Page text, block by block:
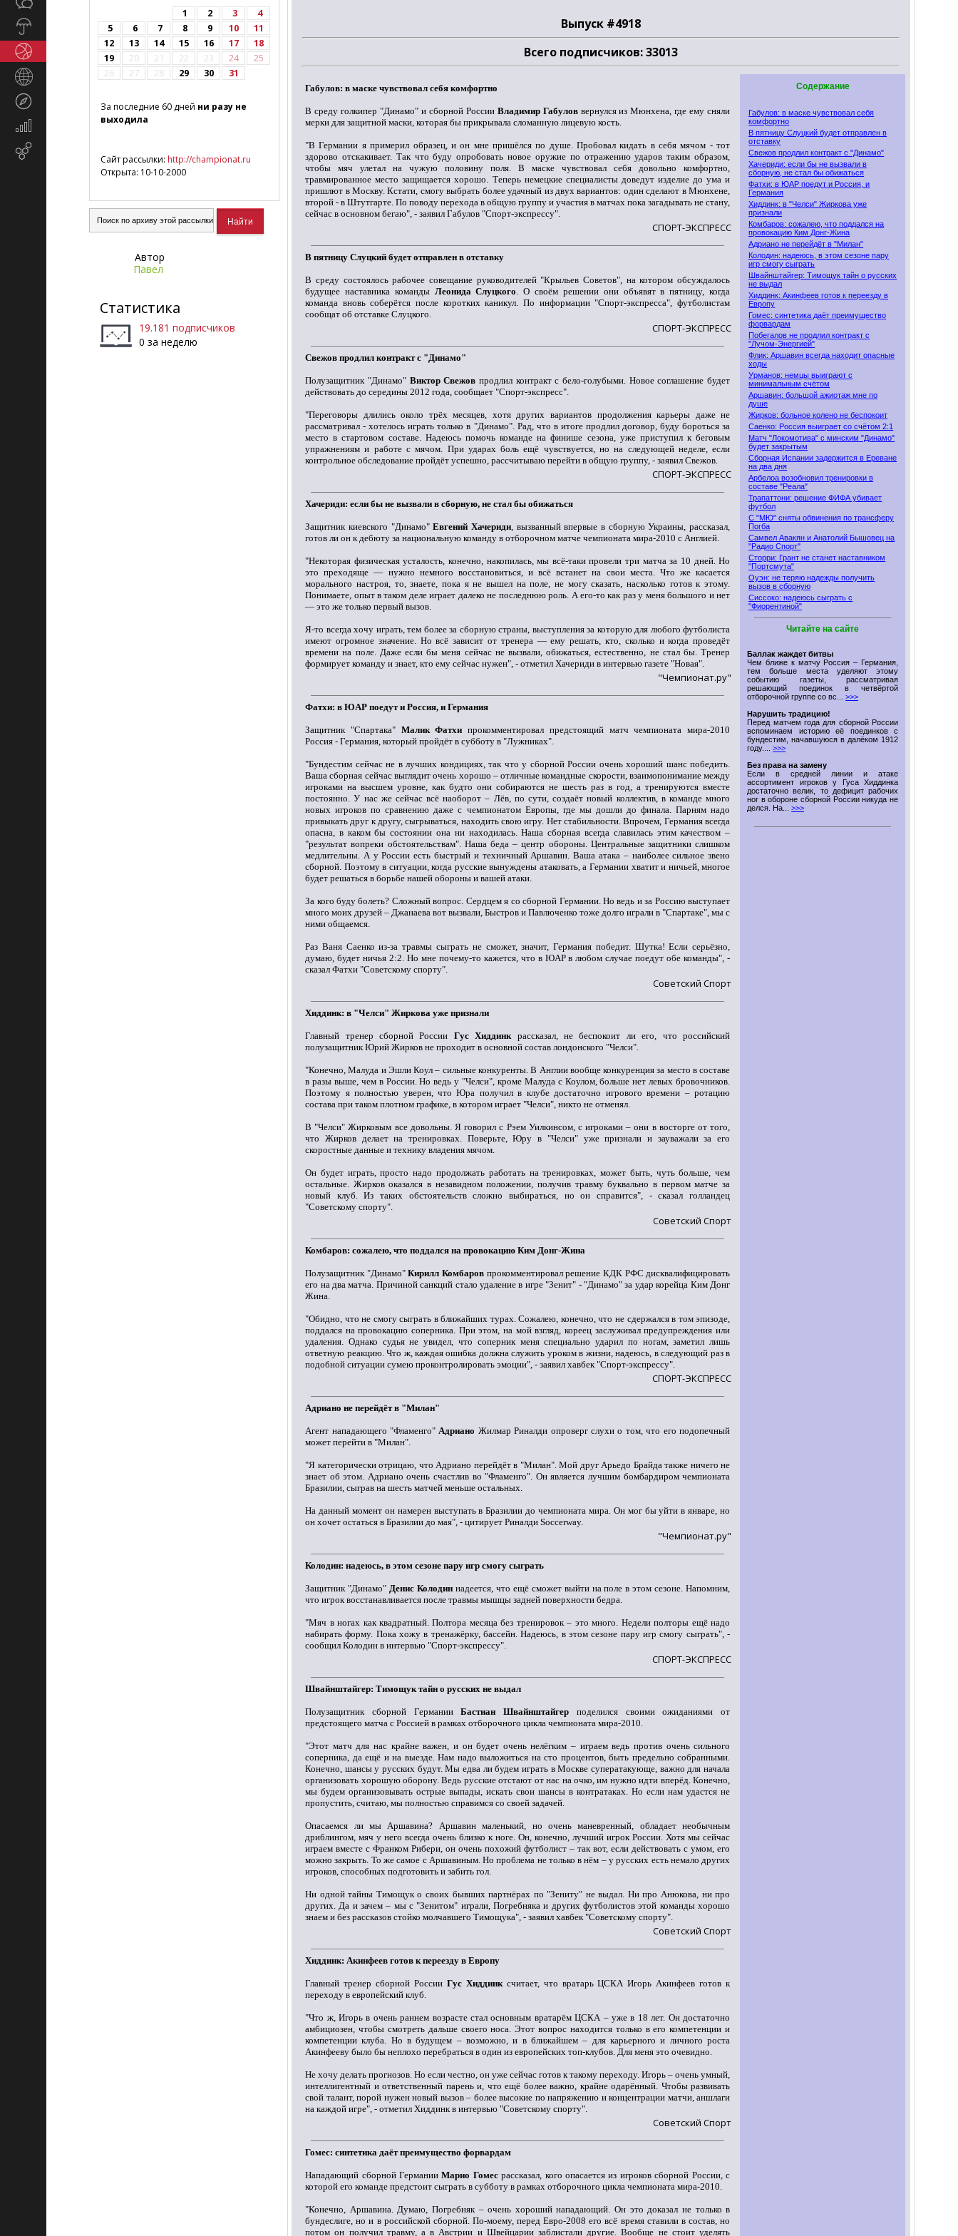
Экономика
маркетинг
1 2 3
4
5
6 7 8 9 10
11
12
13 14 15 16 17
18
19
20 21 22 23 24
25
26
27 28 29 30 31
За последние 60 дней ни разу не
выходила
Сайт рассылки: http://championat.ru
Открыта: 10-10-2000
Автор
Павел
Статистика
19.181 подписчиков
0 за неделю
Выпуск #4918
Всего подписчиков: 33013
Габулов: в маске чувствовал себя комфортно
В среду голкипер "Динамо" и сборной России Владимир Габуловвернулся из Мюнхена, где ему сняли
мерки для защитной маски, которая бы прикрывала сломанную лицевую кость.
"В Германии я примерил образец, и он мне пришёлся по душе. Пробовал кидать в себя мячом - тот
здорово отскакивает. Так что буду опробовать новое оружие по отражению ударов таким образом,
чтобы мяч улетал на чужую половину поля. В маске чувствовал себя довольно комфортно,
травмированное место защищается хорошо. Теперь немецкие специалисты доведут изделие до ума и
пришлют в Москву. Кстати, смогу выбрать более удачный из двух вариантов: один сделают в Мюнхене,
второй - в Штутгарте. По поводу перехода в общую группу и участия в матчах пока загадывать не стану,
сейчас в основном бегаю", - заявил Габулов "Спорт-экспрессу".
СПОРТ-ЭКСПРЕСС
В пятницу Слуцкий будет отправлен в отставку
В среду состоялось рабочее совещание руководителей "Крыльев Советов", на котором обсуждалось
будущее наставника команды Леонида Слуцкого. О своём решении они объявят в пятницу, когда
команда вновь соберётся после коротких каникул. По информации "Спорт-экспресса", футболистам
сообщат об отставке Слуцкого.
СПОРТ-ЭКСПРЕСС
Свежов продлил контракт с "Динамо"
Полузащитник "Динамо" Виктор Свежов продлил контракт с бело-голубыми. Новое соглашение будет
действовать до середины 2012 года, сообщает "Спорт-экспресс".
"Переговоры длились около трёх месяцев, хотя других вариантов продолжения карьеры даже не
рассматривал - хотелось играть только в "Динамо". Рад, что в итоге продлил договор, буду бороться за
место в стартовом составе. Надеюсь помочь команде на финише сезона, уже приступил к беговым
упражнениям и работе с мячом. При ударах боль ещё чувствуется, но на следующей неделе, если
контрольное обследование пройдёт успешно, рассчитываю перейти в общую группу, - заявил Свежов.
СПОРТ-ЭКСПРЕСС
Хачериди: если бы не вызвали в сборную, не стал бы обижаться
Защитник киевского "Динамо"Евгений Хачериди, вызванный впервые в сборную Украины, рассказал,
готов ли он к дебюту за национальную команду в отборочном матче чемпионата мира-2010 с Англией.
"Некоторая физическая усталость, конечно, накопилась, мы всё-таки провели три матча за 10 дней. Но
это преходяще — нужно немного восстановиться, и всё встанет на свои места. Что же касается
морального настроя, то, знаете, пока я не вышел на поле, не могу сказать, насколько готов к этому.
Понимаете, опыт в таком деле играет далеко не последнюю роль. А его-то как раз у меня большого и нет
— это же только первый вызов.
Я-то всегда хочу играть, тем более за сборную страны, выступления за которую для любого футболиста
имеют огромное значение. Но всё зависит от тренера — ему решать, кто, сколько и когда проведёт
времени на поле. Даже если бы меня сейчас не вызвали, обижаться, естественно, не стал бы. Тренер
формирует команду и знает, кто ему сейчас нужен", - отметил Хачериди в интервью газете "Новая".
"Чемпионат.ру"
Фатхи: в ЮАР поедут и Россия, и Германия
Защитник "Спартака" Малик Фатхи прокомментировал предстоящий матч чемпионата мира-2010
Россия - Германия, который пройдёт в субботу в "Лужниках".
"Бундестим сейчас не в лучших кондициях, так что у сборной России очень хороший шанс победить.
Ваша сборная сейчас выглядит очень хорошо – отличные командные скорости, взаимопонимание между
игроками на высшем уровне, как будто они собираются не шесть раз в год, а тренируются вместе
постоянно. У нас же сейчас всё наоборот – Лёв, по сути, создаёт новый коллектив, в команде много
новых игроков по сравнению даже с чемпионатом Европы, где мы дошли до финала. Парням надо
привыкать друг к другу, сыгрываться, находить свою игру. Нет стабильности. Впрочем, Германия всегда
опасна, в каком бы состоянии она ни находилась. Наша сборная всегда славилась этим качеством –
"результат вопреки обстоятельствам". Наша беда – центр обороны. Центральные защитники слишком
медлительны. А у России есть быстрый и техничный Аршавин. Ваша атака – наиболее сильное звено
сборной. Поэтому в ситуации, когда русские вынуждены атаковать, а Германии хватит и ничьей, многое
будет решаться в борьбе нашей обороны и вашей атаки.
За кого буду болеть? Сложный вопрос. Сердцем я со сборной Германии. Но ведь и за Россию выступает
много моих друзей – Джанаева вот вызвали, Быстров и Павлюченко тоже долго играли в "Спартаке", мы с
ними общаемся.
Раз Ваня Саенко из-за травмы сыграть не сможет, значит, Германия победит. Шутка! Если серьёзно,
думаю, будет ничья 2:2. Но мне почему-то кажется, что в ЮАР в любом случае поедут обе команды", -
сказал Фатхи "Советскому спорту".
Советский Спорт
Хиддинк: в "Челси" Жиркова уже признали
Главный тренер сборной России Гус Хиддинкрассказал, не беспокоит ли его, что российский
полузащитник Юрий Жирков не проходит в основной состав лондонского "Челси".
"Конечно, Малуда и Эшли Коул – сильные конкуренты. В Англии вообще конкуренция за место в составе
в разы выше, чем в России. Но ведь у "Челси", кроме Малуда с Коулом, больше нет левых бровочников.
Поэтому я полностью уверен, что Юра получил в клубе достаточно игрового времени – ротацию
состава при таком плотном графике, в котором играет "Челси", никто не отменял.
В "Челси" Жирковым все довольны. Я говорил с Рэем Уилкинсом, с игроками – они в восторге от того,
что Жирков делает на тренировках. Поверьте, Юру в "Челси" уже признали и зауважали за его
скоростные данные и технику владения мячом.
Он будет играть, просто надо продолжать работать на тренировках, может быть, чуть больше, чем
остальные. Жирков оказался в незавидном положении, получив травму буквально в первом матче за
новый клуб. Из таких обстоятельств сложно выбираться, но он справится", - сказал голландец
"Советскому спорту".
Советский Спорт
Комбаров: сожалею, что поддался на провокацию Ким Донг-Жина
Полузащитник "Динамо"Кирилл Комбаров прокомментировал решение КДК РФС дисквалифицировать
его на два матча. Причиной санкций стало удаление в игре "Зенит" - "Динамо" за удар корейца Ким Донг
Жина.
"Обидно, что не смогу сыграть в ближайших турах. Сожалею, конечно, что не сдержался в том эпизоде,
поддался на провокацию соперника. При этом, на мой взгляд, кореец заслуживал предупреждения или
удаления. Однако судья не увидел, что соперник меня специально ударил по ногам, заметил лишь
ответную реакцию. Что ж, каждая ошибка должна служить уроком в жизни, надеюсь, в следующий раз в
подобной ситуации сумею проконтролировать эмоции", - заявил хавбек "Спорт-экспрессу".
СПОРТ-ЭКСПРЕСС
Адриано не перейдёт в "Милан"
Агент нападающего "Фламенго"Адриано Жилмар Риналди опроверг слухи о том, что его подопечный
может перейти в "Милан".
"Я категорически отрицаю, что Адриано перейдёт в "Милан". Мой друг Арьедо Брайда также ничего не
знает об этом. Адриано очень счастлив во "Фламенго". Он является лучшим бомбардиром чемпионата
Бразилии, сыграв на шесть матчей меньше остальных.
На данный момент он намерен выступать в Бразилии до чемпионата мира. Он мог бы уйти в январе, но
он хочет остаться в Бразилии до мая", - цитирует Риналди Soccerway.
"Чемпионат.ру"
Колодин: надеюсь, в этом сезоне пару игр смогу сыграть
Защитник "Динамо" Денис Колодиннадеется, что ещё сможет выйти на поле в этом сезоне. Напомним,
что игрок восстанавливается после травмы мышцы задней поверхности бедра.
"Мяч в ногах как квадратный. Полтора месяца без тренировок – это много. Недели полторы ещё надо
набирать форму. Пока хожу в тренажёрку, бассейн. Надеюсь, в этом сезоне пару игр смогу сыграть", -
сообщил Колодин в интервью "Спорт-экспрессу".
СПОРТ-ЭКСПРЕСС
Швайнштайгер: Тимощук тайн о русских не выдал
Полузащитник сборной ГерманииБастиан Швайнштайгер поделился своими ожиданиями от
предстоящего матча с Россией в рамках отборочного цикла чемпионата мира-2010.
"Этот матч для нас крайне важен, и он будет очень нелёгким – играем ведь против очень сильного
соперника, да ещё и на выезде. Нам надо выложиться на сто процентов, быть предельно собранными.
Конечно, шансы у русских будут. Мы едва ли будем играть в Москве суператакующе, важно для начала
организовать хорошую оборону. Ведь русские отстают от нас на очко, им нужно идти вперёд. Конечно,
мы будем организовывать острые выпады, искать свои шансы в контратаках. Но если нам удастся не
пропустить, считаю, мы полностью справимся со своей задачей.
Опасаемся ли мы Аршавина? Аршавин маленький, но очень маневренный, обладает необычным
дриблингом, мяч у него всегда очень близко к ноге. Он, конечно, лучший игрок России. Хотя мы сейчас
играем вместе с Франком Рибери, он очень похожий футболист – так вот, если действовать с умом, его
можно закрыть. То же самое с Аршавиным. Но проблема не только в нём – у русских есть немало других
игроков, способных подготовить и забить гол.
Ни одной тайны Тимощук о своих бывших партнёрах по "Зениту" не выдал. Ни про Анюкова, ни про
других. Да и зачем – мы с "Зенитом" играли, Погребняка и других футболистов этой команды хорошо
знаем и без рассказов стойко молчавшего Тимощука", - заявил хавбек "Советскому спорту".
Советский Спорт
Хиддинк: Акинфеев готов к переезду в Европу
Главный тренер сборной РоссииГус Хиддинксчитает, что вратарь ЦСКА Игорь Акинфеев готов к
переходу в европейский клуб.
"Что ж, Игорь в очень раннем возрасте стал основным вратарём ЦСКА – уже в 18 лет. Он достаточно
амбициозен, чтобы смотреть дальше своего носа. Этот вопрос находится только в его компетенции и
компетенции клуба. Но в будущем – возможно, и в ближайшем – для карьерного и личного роста
Акинфееву было бы неплохо перебраться в один из европейских топ-клубов. Для меня это очевидно.
Не хочу делать прогнозов. Но если честно, он уже сейчас готов к такому переходу. Игорь – очень умный,
интеллигентный и ответственный парень и, что ещё более важно, крайне одарённый. Чтобы развивать
свой талант, порой нужен новый вызов – более высокие по напряжению и концентрации матчи, аншлаги
на каждой игре", - отметил Хиддинк в интервью "Советскому спорту".
Советский Спорт
Гомес: синтетика даёт преимущество форвардам
Нападающий сборной ГерманииМарио Гомесрассказал, кого опасается из игроков сборной России, с
которой его команде предстоит сыграть в субботу в рамках отборочного цикла чемпионата мира-2010.
"Конечно, Аршавина. Думаю, Погребняк – очень хороший нападающий. Он это доказал не только в
бундеслиге, но и в российской сборной. По-моему, перед Евро-2008 его всё время ставили в состав, но
потом он получил травму, а в Австрии и Швейцарии заблистали другие. Вообще не стоит уделять
Содержание
Габулов: в маске чувствовал себя
комфортно
В пятницу Слуцкий будет отправлен в
отставку
Свежов продлил контракт с "Динамо"
Хачериди: если бы не вызвали в
сборную, не стал бы обижаться
Фатхи: в ЮАР поедут и Россия, и
Германия
Хиддинк: в "Челси" Жиркова уже
признали
Комбаров: сожалею, что поддался на
провокацию Ким Донг-Жина
Адриано не перейдёт в "Милан"
Колодин: надеюсь, в этом сезоне пару
игр смогу сыграть
Швайнштайгер: Тимощук тайн о русских
не выдал
Хиддинк: Акинфеев готов к переезду в
Европу
Гомес: синтетика даёт преимущество
форвардам
Побегалов не продлил контракт с
"Лучом-Энергией"
Флик: Аршавин всегда находит опасные
ходы
Урманов: немцы выиграют с
минимальным счётом
Аршавин: большой ажиотаж мне по
душе
Жирков: больное колено не беспокоит
Саенко: Россия выиграет со счётом 2:1
Матч "Локомотива" с минским "Динамо"
будет закрытым
Сборная Испании задержится в Ереване
на два дня
Арбелоа возобновил тренировки в
составе "Реала"
Трапаттони: решение ФИФА убивает
футбол
С "МЮ" сняты обвинения по трансферу
Погба
Самвел Авакян и Анатолий Бышовец на
"Радио Спорт"
Сторри: Грант не станет наставником
"Портсмута"
Оуэн: не теряю надежды получить
вызов в сборную
Сиссоко: надеюсь сыграть с
"Фиорентиной"
Читайте на сайте
Баллак жаждет битвы
Чем ближе к матчу Россия – Германия,
тем больше места уделяют этому
событию газеты, рассматривая
решающий поединок в четвёртой
отборочной группе со вс...>>>
Нарушить традицию!
Перед матчем года для сборной России
вспоминаем историю её поединков с
бундестим, начавшуюся в далёком 1912
году....>>>
Без права на замену
Если в средней линии и атаке
ассортимент игроков у Гуса Хиддинка
достаточно велик, то дефицит рабочих
ног в обороне сборной России никуда не
делся. На...>>>